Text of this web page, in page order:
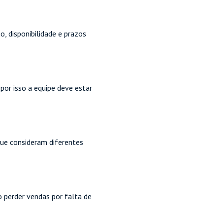
disponibilidade e prazos
isso a equipe deve estar
consideram diferentes
vendas por falta de